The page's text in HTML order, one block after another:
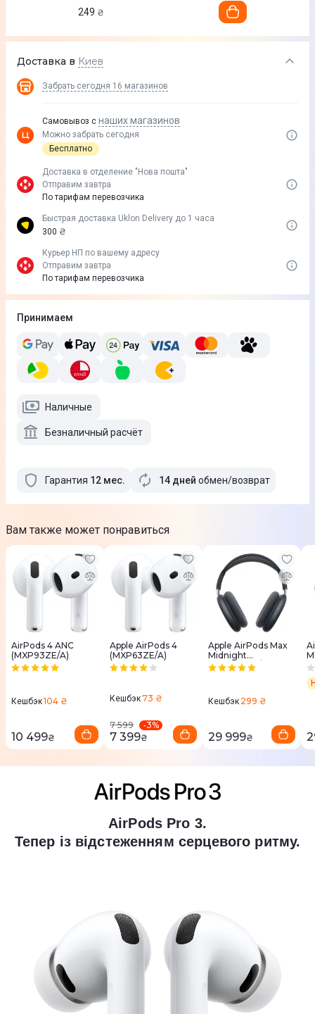
249 ₴
Доставка в Киев
Забрать сегодня 16 магазинов
Самовывоз с наших магазинов
Можно забрать сегодня
Бесплатно
Доставка в отделение "Нова пошта"
Отправим завтра
По тарифам перевозчика
Быстрая доставка Uklon Delivery до 1 часа
300 ₴
Курьер НП по вашему адресу
Отправим завтра
По тарифам перевозчика
Принимаем
Наличные
Безналичный расчёт
Гарантия 12 мес. 14 дней обмен/возврат
Вам также может понравиться
AirPods 4 ANC
(MXP93ZE/A)
Кешбэк104 ₴
10 499₴
Apple AirPods 4
(MXP63ZE/A)
Кешбэк73 ₴
7 599 -3%
7 399₴
Apple AirPods Max
Midnight
MWW43ZE/A
Кешбэк 299 ₴
29 999₴
AirPods Pro 3.
Тепер із відстеженням серцевого ритму.